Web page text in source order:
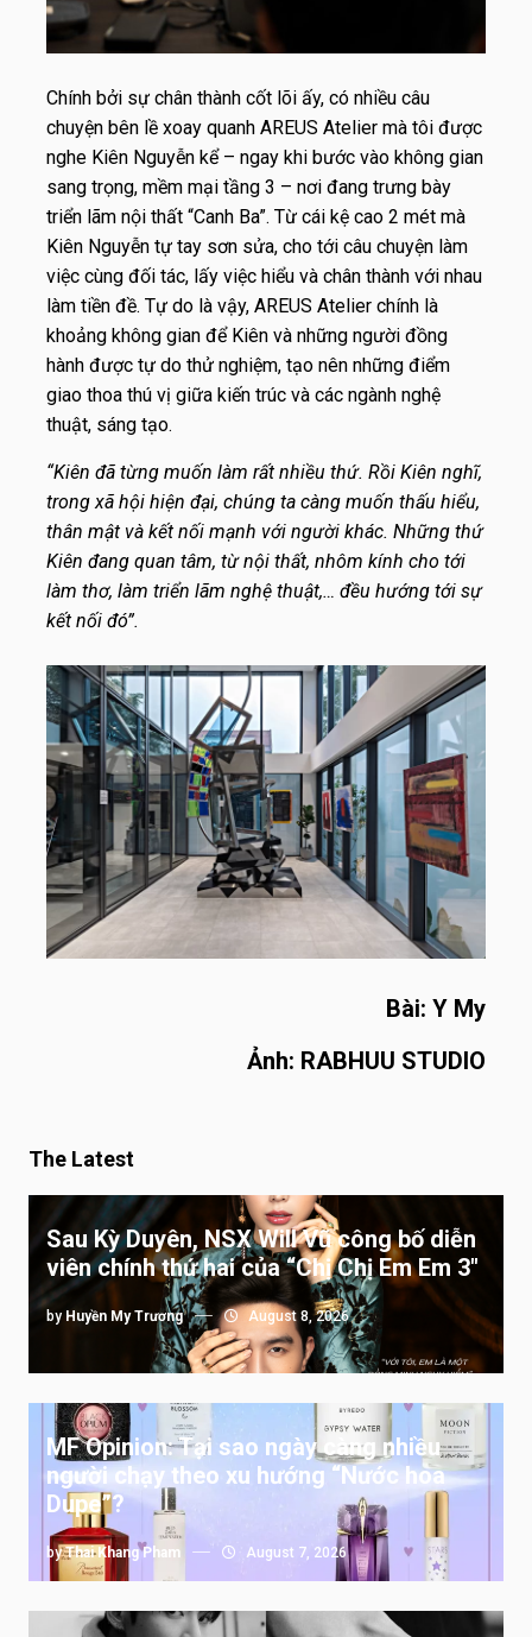
Chính bởi sự chân thành cốt lõi ấy, có nhiều câu
chuyện bên lề xoay quanh AREUS Atelier mà tôi được
nghe Kiên Nguyễn kể – ngay khi bước vào không gian
sang trọng, mềm mại tầng 3 – nơi đang trưng bày
triển lãm nội thất “Canh Ba”. Từ cái kệ cao 2 mét mà
Kiên Nguyễn tự tay sơn sửa, cho tới câu chuyện làm
việc cùng đối tác, lấy việc hiểu và chân thành với nhau
làm tiền đề. Tự do là vậy, AREUS Atelier chính là
khoảng không gian để Kiên và những người đồng
hành được tự do thử nghiệm, tạo nên những điểm
giao thoa thú vị giữa kiến trúc và các ngành nghệ
thuật, sáng tạo.
“Kiên đã từng muốn làm rất nhiều thứ. Rồi Kiên nghĩ,
trong xã hội hiện đại, chúng ta càng muốn thấu hiểu,
thân mật và kết nối mạnh với người khác. Những thứ
Kiên đang quan tâm, từ nội thất, nhôm kính cho tới
làm thơ, làm triển lãm nghệ thuật,… đều hướng tới sự
kết nối đó”.
Bài: Y My
Ảnh: RABHUU STUDIO
The Latest
Sau Kỳ Duyên, NSX Will Vũ công bố diễn
viên chính thứ hai của “Chị Chị Em Em 3″
by Huyền My Trương August 8, 2026
MF Opinion: Tại sao ngày càng nhiều
người chạy theo xu hướng “Nước hoa
Dupe”?
byThai Khang Pham August 7, 2026